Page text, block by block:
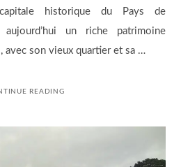
historique du Pays de
un riche patrimoine
avec son vieux quartier et sa …
READING